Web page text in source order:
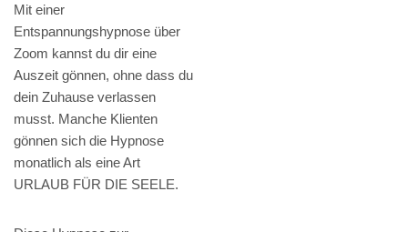
Mit einer
Entspannungshypnose über
Zoom kannst du dir eine
Auszeit gönnen, ohne dass du
dein Zuhause verlassen
musst. Manche Klienten
gönnen sich die Hypnose
monatlich als eine Art
URLAUB FÜR DIE SEELE.